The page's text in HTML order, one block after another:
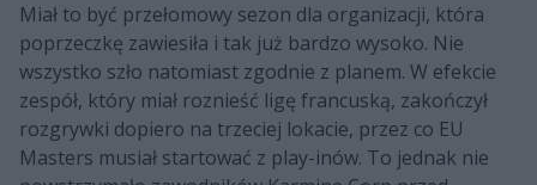
Miał to być przełomowy sezon dla organizacji, która
poprzeczkę zawiesiła i tak już bardzo wysoko. Nie
wszystko szło natomiast zgodnie z planem. W efekcie
zespół, który miał roznieść ligę francuską, zakończył
rozgrywki dopiero na trzeciej lokacie, przez co EU
Masters musiał startować z play-inów. To jednak nie